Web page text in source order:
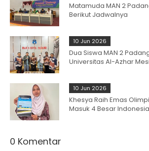
Matamuda MAN 2
Berikut Jadwalnya
10 Jun 2026
Dua Siswa MAN 2
Universitas Al-Azhar
10 Jun 2026
Khesya Raih Emas
Masuk 4 Besar Indonesia
0 Komentar